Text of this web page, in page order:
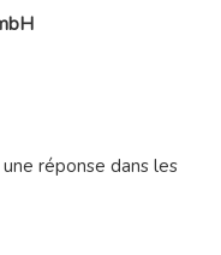
réponse dans les